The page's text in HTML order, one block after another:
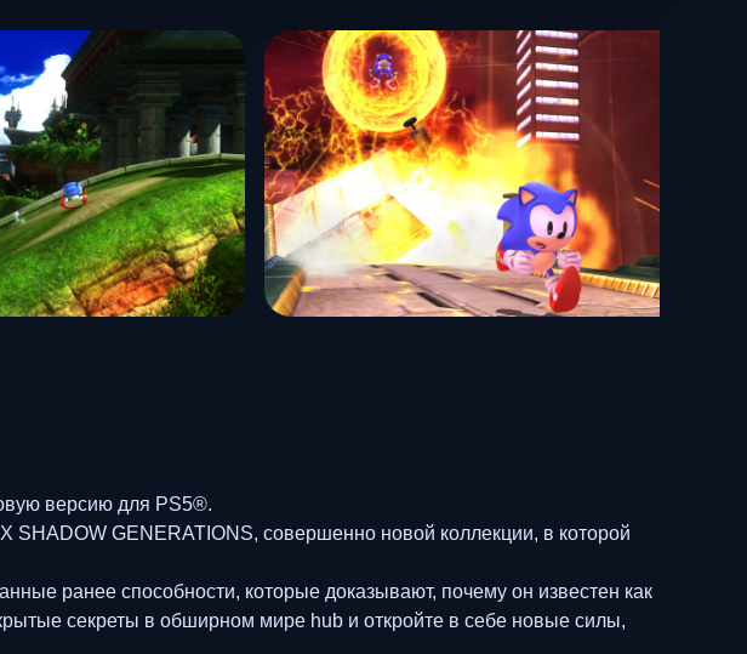
версию для PS5®.
GENERATIONS, совершенно новой коллекции, в которой
ранее способности, которые доказывают, почему он известен как
секреты в обширном мире hub и откройте в себе новые силы,